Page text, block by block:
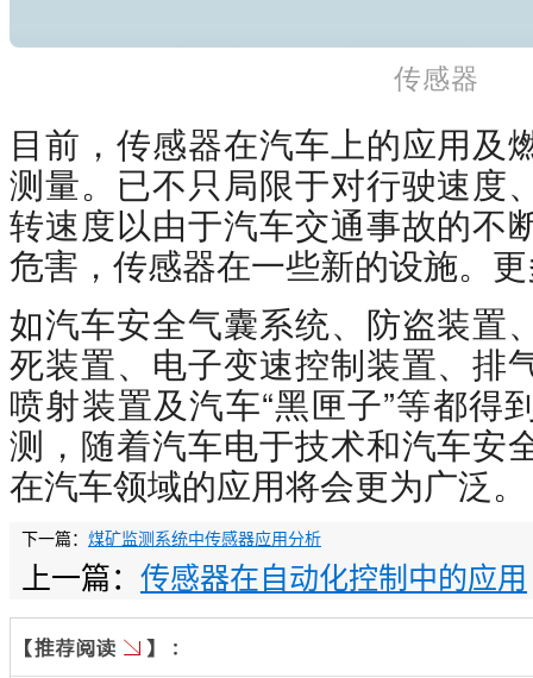
传感器
目前，传感器在汽车上的应用及
测量。已不只局限于对行驶速度
转速度以由于汽车交通事故的不
危害，传感器在一些新的设施。
如汽车安全气囊系统、防盗装置
死装置、电子变速控制装置、排
喷射装置及汽车“黑匣子”等都得
测，随着汽车电于技术和汽车安
在汽车领域的应用将会更为广泛。
下一篇： 煤矿监测系统中传感器应用分析
上一篇： 传感器在自动化控制中的应用